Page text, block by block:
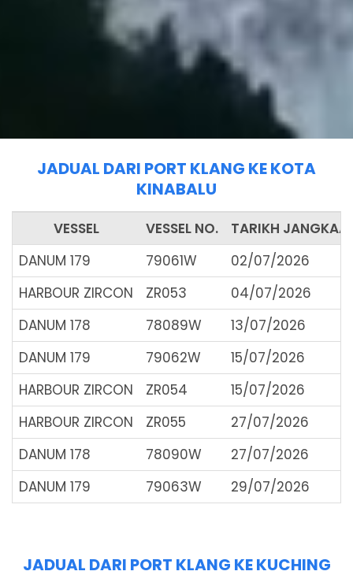
JADUAL DARI PORT KLANG KE KOTA
KINABALU
VESSEL VESSEL NO.
TARIKH
DANUM 179
79061W
02/07/2026
HARBOUR ZIRCON
ZR053
04/07/2026
DANUM 178
78089W
13/07/2026
DANUM 179
79062W
15/07/2026
HARBOUR ZIRCON
ZR054
15/07/2026
HARBOUR ZIRCON
ZR055
27/07/2026
DANUM 178
78090W
27/07/2026
DANUM 179
79063W 29/07/2026
JADUAL DARI PORT KLANG KE KUCHING